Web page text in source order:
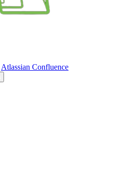
Atlassian Confluence